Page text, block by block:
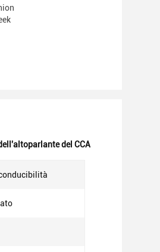
del CCA